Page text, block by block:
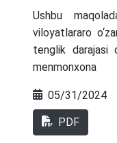
Ushbu
viloyatlararo
tenglik darajasi
darajasi ko‘rib
agentliklari va
ham
05/31/2024
PDF